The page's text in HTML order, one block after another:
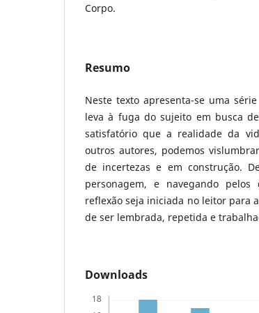
Corpo.
Resumo
Neste texto apresenta-se uma
leva à fuga do sujeito em busca
satisfatório que a realidade da
outros autores, podemos
de incertezas e em construção.
personagem, e navegando pelos
reflexão seja iniciada no leitor para
de ser lembrada, repetida e
Downloads